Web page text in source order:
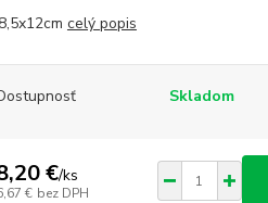
celý popis
Skladom
€/ks
€ bez DPH